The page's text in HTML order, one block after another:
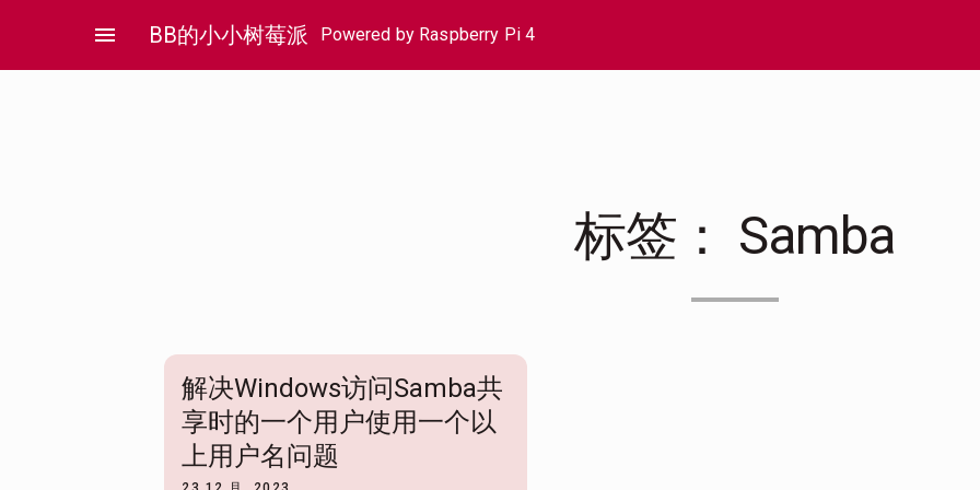
menu BB的小小树莓派 Powered by Raspberry Pi 4
标签： Samba
解决Windows访问Samba共
享时的一个用户使用一个以
上用户名问题